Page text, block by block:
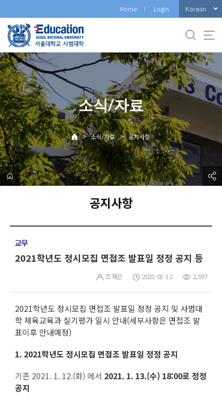
로
메
뉴
Home Login Korean
소식/자료
> 소식/자료 > 공지사항
공지사항
교무
2021학년도 정시모집 면접조 발표일 정정 공지 등
조재은 2021-01-12 2,597
2021학년도 정시모집 면접조 발표일 정정 공지 및 사범대
학 체육교육과 실기평가 일시 안내(세부사항은 면접조 발
표이후 안내예정)
1. 2021학년도 정시모집 면접조 발표일 정정 공지
기존 2021. 1. 12.(화) 에서 2021. 1. 13.(수) 18:00로 정정
공지